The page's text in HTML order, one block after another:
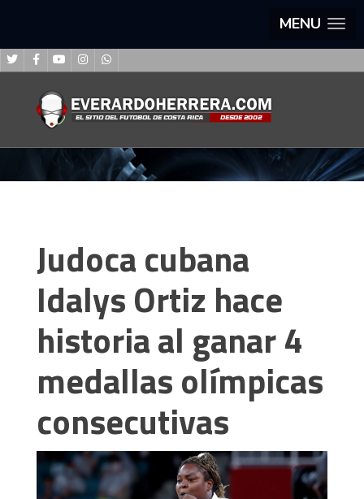
MENU
Judoca cubana
Idalys Ortiz hace
historia al ganar 4
medallas olímpicas
consecutivas